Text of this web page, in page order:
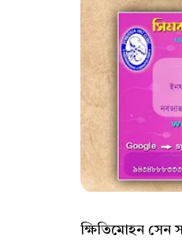
ক্ষিতিমোহন সেন